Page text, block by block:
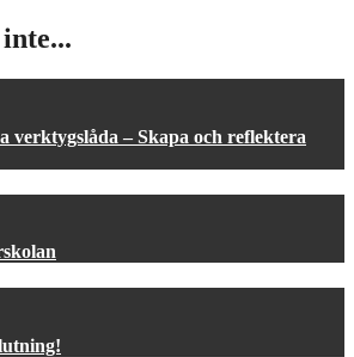
verktygslåda – Skapa och reflektera